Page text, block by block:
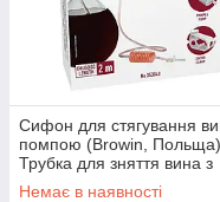
Сифон для стягування
помпою (Browin, Польща).
Трубка для зняття вина з
осадом із помпою.
Немає в наявності